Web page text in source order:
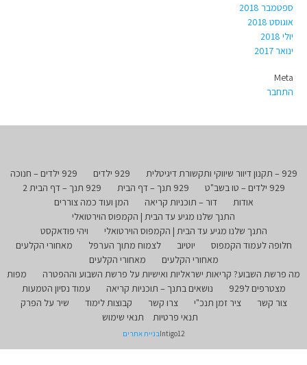
ספטמבר 2018
אוגוסט 2018
יולי 2018
ינואר 2017
Meta
התחבר
929 – תקנון דיוור שיווקי ותקשורת דיגיטלית 929 ילדים
929 ילדים – חנוכה
929 ילדים – טו בשב"ט
929 תנך – דף הבית
929 תנך – דף הבית 2
אודות
דור – תוכניות קריאה
המן ועוד כמה צוררים
התנך שלנו מגיע עד הבית | הקמפוס הוירטואלי
התנך שלנו מגיע עד הבית | הקמפוס הוירטואלי
ויהי פודאקסט
חלופה לעמוד הקמפוס
יוטיוב לצמוח מתוך הערפל
מאחורי הקלעים
מאחורי הקלעים
מאחורי הקלעים
מה פרשת השבוע? קריאות ישראליות ואישיות על פרשת השבוע וההפטרה
מפות
מצטרפים ל929
נושאים בתנך – תוכניות קריאה
עמוד נסיון הטמעות
צור קשר
ציר זמן תנכ"י צרו קשר קבוצות לימוד
שיר על הפרק
תנאי פרטיות
תנאי שימוש
Intigo12בניית אתרים